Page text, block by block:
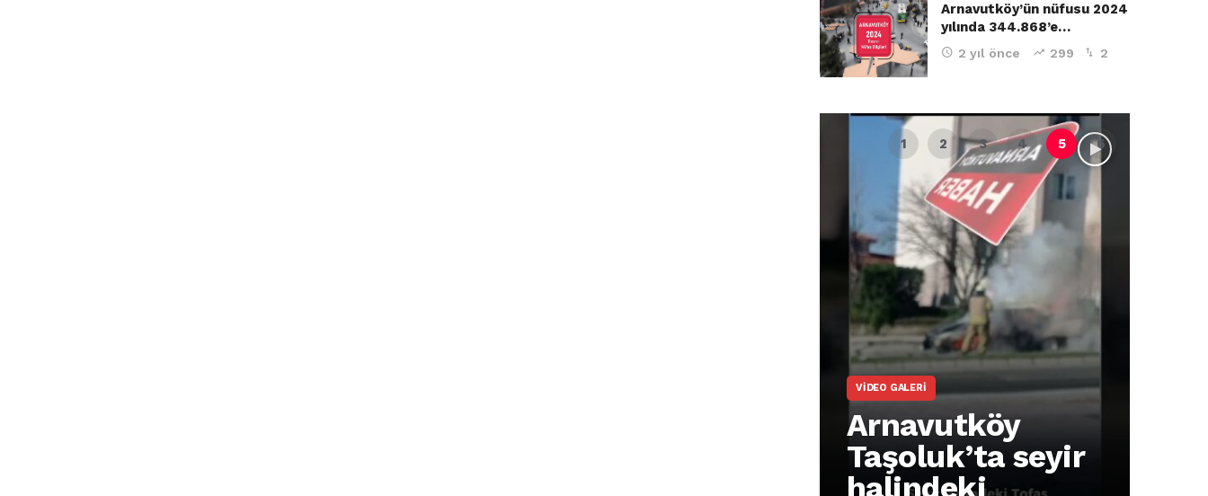
Arnavutköy’ün nüfusu 2024
yılında 344.868’e…
2 yıl önce 299 2
VIDEO GALERI
Arnavutköy
Taşoluk’ta seyir
halindeki